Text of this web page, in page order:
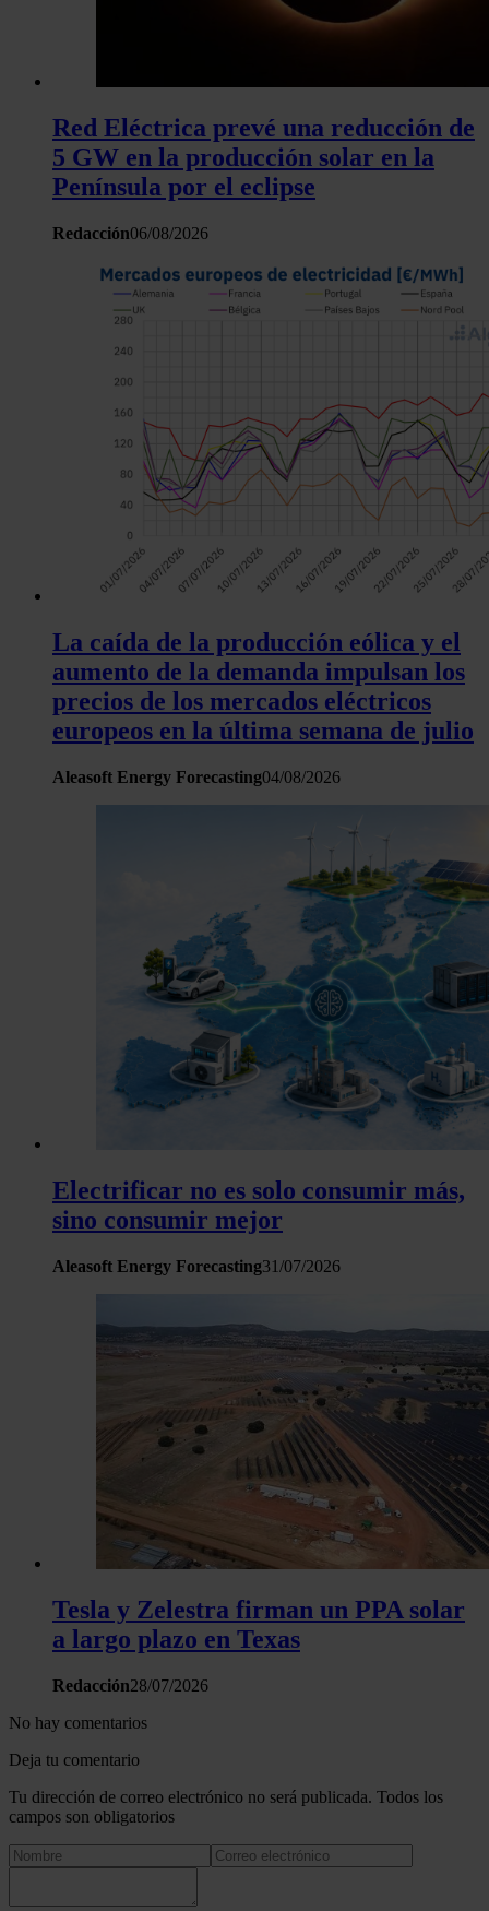
Red Eléctrica prevé una reducción de
5 GW en la producción solar en la
Península por el eclipse
Redacción06/08/2026
La caída de la producción eólica y el
aumento de la demanda impulsan los
precios de los mercados eléctricos
europeos en la última semana de julio
Aleasoft Energy Forecasting04/08/2026
Electrificar no es solo consumir más,
sino consumir mejor
Aleasoft Energy Forecasting31/07/2026
Tesla y Zelestra firman un PPA solar
a largo plazo en Texas
Redacción28/07/2026
No hay comentarios
Deja tu comentario
Tu dirección de correo electrónico no será publicada. Todos los
campos son obligatorios